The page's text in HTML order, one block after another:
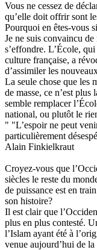
Vous ne cessez de
qu’elle doit offrir sont
Pourquoi en êtes-vous
Je ne suis convaincu
s’effondre. L’École,
culture française, a
d’assimiler les
La seule chose que les
de masse, ce n’est
semble remplacer
national, ou plutôt le
" "L’espoir ne peut
particulièrement
Alain Finkielkraut
Croyez-vous que
siècles le reste du
de puissance est en
son histoire?
Il est clair que
plus en plus contesté.
l’Islam ayant été à
venue aujourd’hui de